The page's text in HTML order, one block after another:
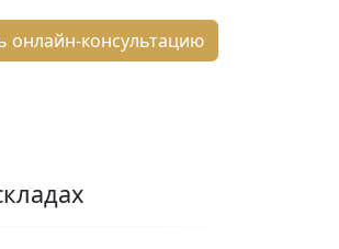
онлайн-консультацию